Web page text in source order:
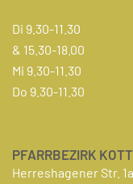
Di 9.30-11.30
& 15.30-18.00
Mi 9.30-11.30
Do 9.30-11.30
PFARRBEZIRK
Herreshagener Str. 1a